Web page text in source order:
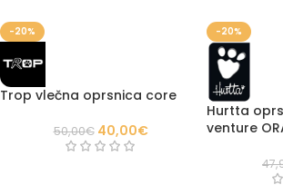
-20%
Trop vlečna oprsnica core
50,00€ 40,00€
-20%
Hurtta
venture